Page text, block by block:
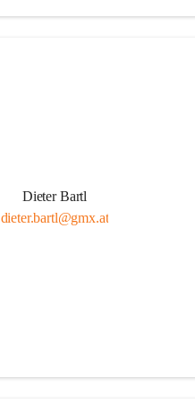
Dieter Bartl
dieter.bartl@gmx.at